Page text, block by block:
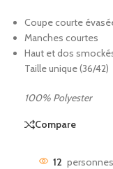
Coupe courte
Manches courtes
Haut et dos
Taille unique (36/42)
100% Polyester
Compare
12